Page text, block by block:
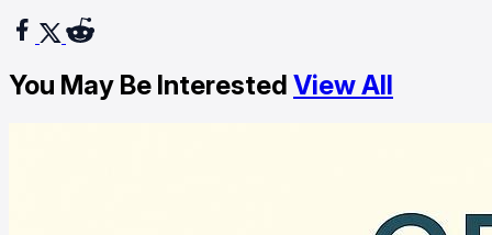
You May Be Interested View All